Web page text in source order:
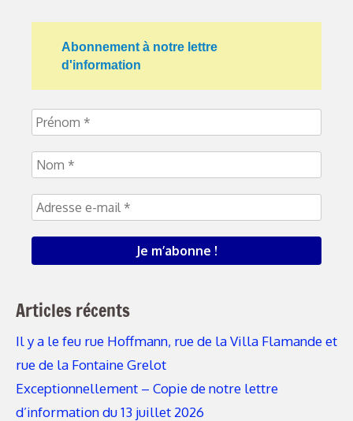
Abonnement à notre lettre
d'information
Articles récents
Il y a le feu rue Hoffmann, rue de la Villa Flamande et
rue de la Fontaine Grelot
Exceptionnellement – Copie de notre lettre
d’information du 13 juillet 2026